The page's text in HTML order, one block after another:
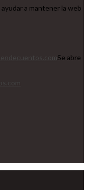
a mantener la web
Se abre